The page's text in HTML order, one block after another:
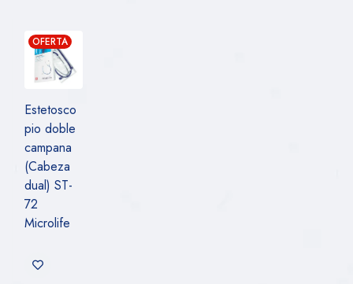
OFERTA
Estetosco
pio doble
campana
(Cabeza
dual) ST-
72
Microlife